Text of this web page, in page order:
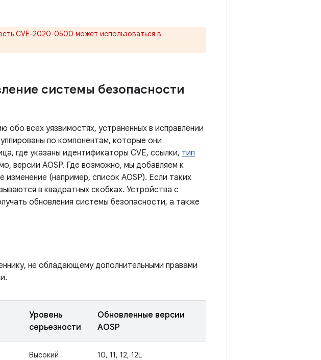
CVE-2020-0500 может использоваться в
системы безопасности
всех уязвимостях, устраненных в исправлении
по компонентам, которые они
где указаны идентификаторы CVE, ссылки, тип
версии AOSP. Где возможно, мы добавляем к
(например, список AOSP). Если таких
в квадратных скобках. Устройства с
обновления системы безопасности, а также
не обладающему дополнительными правами
Уровень
серьезности
Обновленные версии
AOSP
Высокий 10, 11, 12, 12L